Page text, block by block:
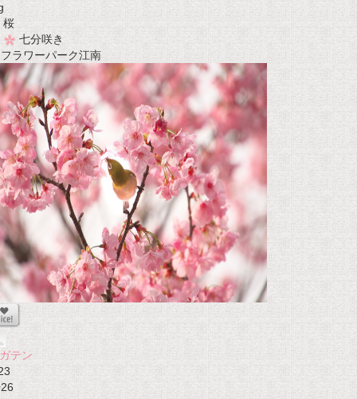
桜
七分咲き
ラワーパーク江南
テン